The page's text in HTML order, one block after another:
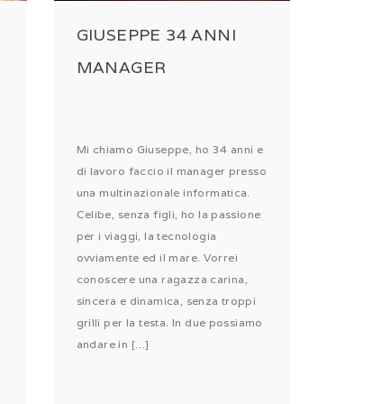
GIUSEPPE 34 ANNI
MANAGER
Mi chiamo Giuseppe, ho 34 anni e
di lavoro faccio il manager presso
una multinazionale informatica.
Celibe, senza figli, ho la passione
per i viaggi, la tecnologia
ovviamente ed il mare. Vorrei
conoscere una ragazza carina,
sincera e dinamica, senza troppi
grilli per la testa. In due possiamo
andare in […]